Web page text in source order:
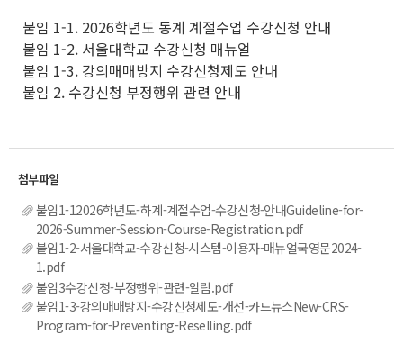
붙임 1-1. 2026학년도 동계 계절수업 수강신청 안내
붙임 1-2. 서울대학교 수강신청 매뉴얼
붙임 1-3. 강의매매방지 수강신청제도 안내
붙임 2. 수강신청 부정행위 관련 안내
붙임1-12026학년도-하계-계절수업-수강신청-안내Guideline-for-
2026-Summer-Session-Course-Registration.pdf
붙임1-2-서울대학교-수강신청-시스템-이용자-매뉴얼국영문2024-
1.pdf
붙임3수강신청-부정행위-관련-알림.pdf
붙임1-3-강의매매방지-수강신청제도-개선-카드뉴스New-CRS-
Program-for-Preventing-Reselling.pdf